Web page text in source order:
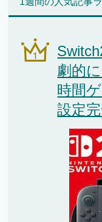
劇的
時間
設定